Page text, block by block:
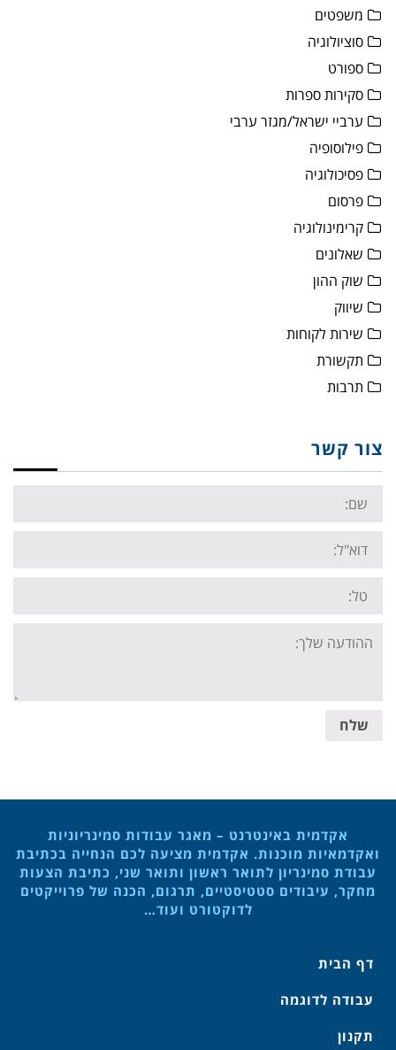
משפטים
סוציולוגיה
ספורט
סקירות ספרות
ערביי ישראל/מגזר ערבי
פילוסופיה
פסיכולוגיה
פרסום
קרימינולוגיה
שאלונים
שוק ההון
שיווק
שירות לקוחות
תקשורת
תרבות
צור קשר
Name:
Email:
Tel:
Your
message:
שלח
אקדמית באינטרנט – מאגר עבודות סמינריוניות
ואקדמאיות מוכנות. אקדמית מציעה לכם הנחייה בכתיבת
עבודת סמינריון לתואר ראשון ותואר שני, כתיבת הצעות
מחקר, עיבודים סטטיסטיים, תרגום, הכנה של פרוייקטים
לדוקטורט ועוד…
דף הבית
עבודה לדוגמה
תקנון